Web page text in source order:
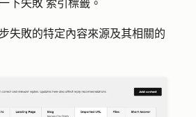
下失敗 索引標籤。
失敗的特定內容來源及其相關的